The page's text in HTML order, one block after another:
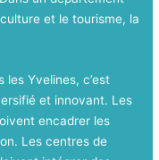
et le tourisme, la
Yvelines, c’est
et innovant. Les
encadrer les
Les centres de